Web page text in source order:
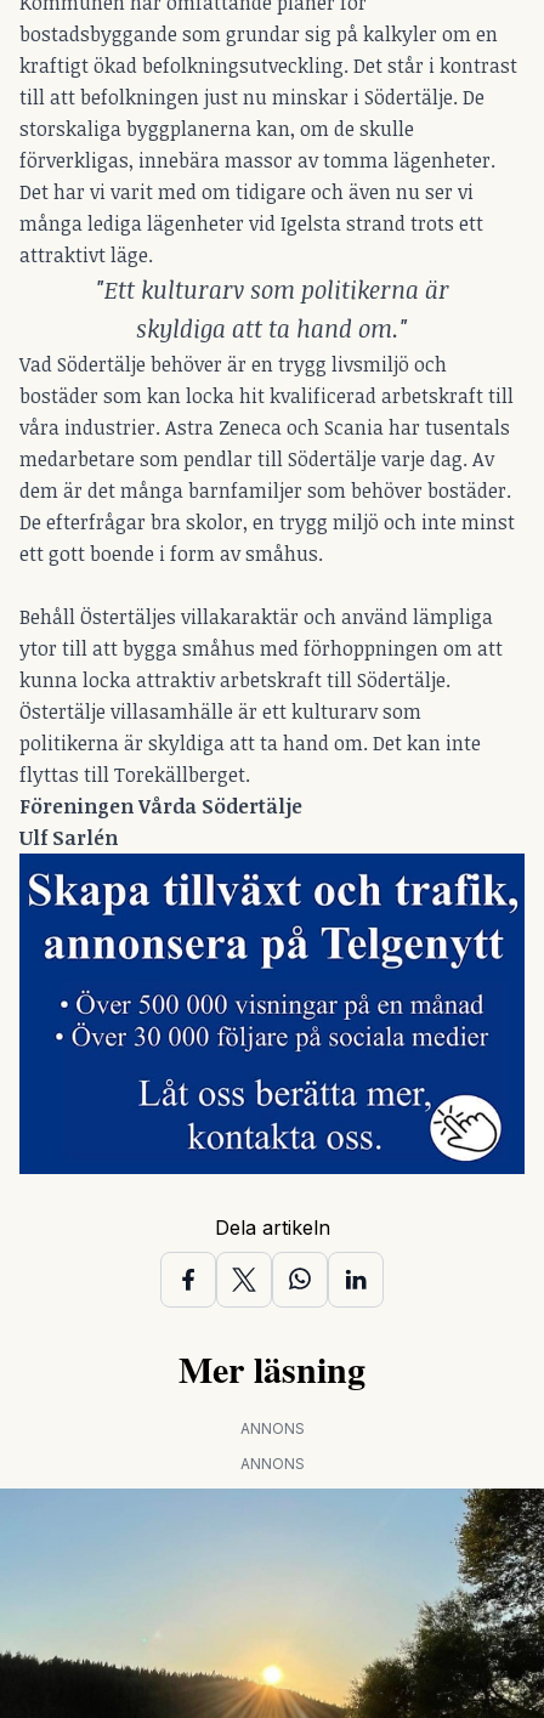
bostadsbyggande som grundar sig på kalkyler om en
kraftigt ökad befolkningsutveckling. Det står i kontrast
till att befolkningen just nu minskar i Södertälje. De
storskaliga byggplanerna kan, om de skulle
förverkligas, innebära massor av tomma lägenheter.
Det har vi varit med om tidigare och även nu ser vi
många lediga lägenheter vid Igelsta strand trots ett
attraktivt läge.
"Ett kulturarv som politikerna är
skyldiga att ta hand om."
Vad Södertälje behöver är en trygg livsmiljö och
bostäder som kan locka hit kvalificerad arbetskraft till
våra industrier. Astra Zeneca och Scania har tusentals
medarbetare som pendlar till Södertälje varje dag. Av
dem är det många barnfamiljer som behöver bostäder.
De efterfrågar bra skolor, en trygg miljö och inte minst
ett gott boende i form av småhus.
Behåll Östertäljes villakaraktär och använd lämpliga
ytor till att bygga småhus med förhoppningen om att
kunna locka attraktiv arbetskraft till Södertälje.
Östertälje villasamhälle är ett kulturarv som
politikerna är skyldiga att ta hand om. Det kan inte
flyttas till Torekällberget.
Föreningen Vårda Södertälje
Ulf Sarlén
Dela artikeln
Mer läsning
ANNONS
ANNONS